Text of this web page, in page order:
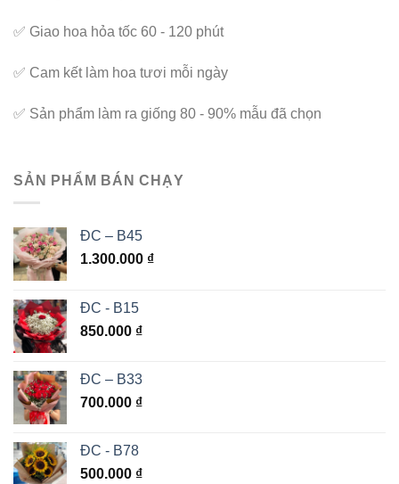
✅ Giao hoa hỏa tốc 60 - 120 phút
✅ Cam kết làm hoa tươi mỗi ngày
✅ Sản phẩm làm ra giống 80 - 90% mẫu đã chọn
SẢN PHẨM BÁN CHẠY
ĐC – B45
1.300.000 ₫
ĐC - B15
850.000 ₫
ĐC – B33
700.000 ₫
ĐC - B78
500.000 ₫